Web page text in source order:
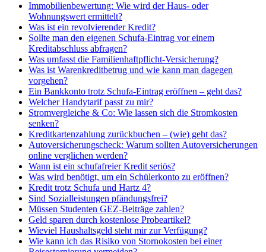
Immobilienbewertung: Wie wird der Haus- oder
Wohnungswert ermittelt?
Was ist ein revolvierender Kredit?
Sollte man den eigenen Schufa-Eintrag vor einem
Kreditabschluss abfragen?
Was umfasst die Familienhaftpflicht-Versicherung?
Was ist Warenkreditbetrug und wie kann man dagegen
vorgehen?
Ein Bankkonto trotz Schufa-Eintrag eröffnen – geht das?
Welcher Handytarif passt zu mir?
Stromvergleiche & Co: Wie lassen sich die Stromkosten
senken?
Kreditkartenzahlung zurückbuchen – (wie) geht das?
Autoversicherungscheck: Warum sollten Autoversicherungen
online verglichen werden?
Wann ist ein schufafreier Kredit seriös?
Was wird benötigt, um ein Schülerkonto zu eröffnen?
Kredit trotz Schufa und Hartz 4?
Sind Sozialleistungen pfändungsfrei?
Müssen Studenten GEZ-Beiträge zahlen?
Geld sparen durch kostenlose Probeartikel?
Wieviel Haushaltsgeld steht mir zur Verfügung?
Wie kann ich das Risiko von Stornokosten bei einer